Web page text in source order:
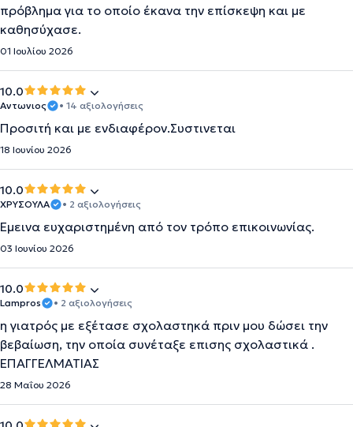
πρόβλημα για το οποίο έκανα την επίσκεψη και με
καθησύχασε.
01 Ιουλίου 2026
10.0
Αντωνιος • 14 αξιολογήσεις
Προσιτή και με ενδιαφέρον.Συστινεται
18 Ιουνίου 2026
10.0
ΧΡΥΣΟΥΛΑ • 2 αξιολογήσεις
Έμεινα ευχαριστημένη από τον τρόπο επικοινωνίας.
03 Ιουνίου 2026
10.0
Lampros • 2 αξιολογήσεις
η γιατρός με εξέτασε σχολαστηκά πριν μου δώσει την
βεβαίωση, την οποία συνέταξε επισης σχολαστικά .
ΕΠΑΓΓΕΛΜΑΤΙΑΣ
28 Μαΐου 2026